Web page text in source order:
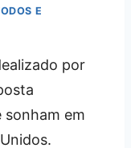
E
por
sonham em